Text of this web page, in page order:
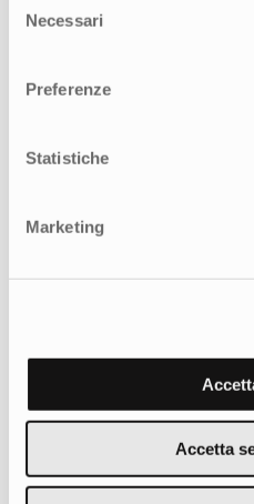
delNecessari
Preferenze
Statistiche
Marketing
Accetta
Potrebbe interessarti